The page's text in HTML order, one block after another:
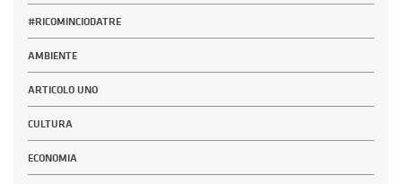
#RICOMINCIODATRE
AMBIENTE
ARTICOLO UNO
CULTURA
ECONOMIA